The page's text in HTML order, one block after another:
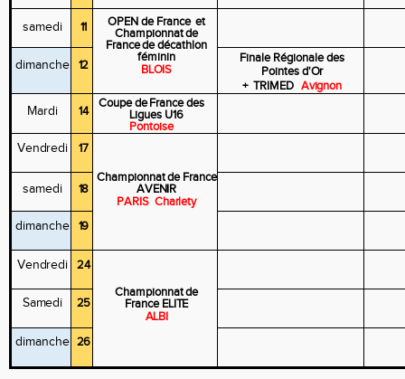
samedi 11 OPEN de France et
Championnatde
Francede décathlon
féminin
BLOIS
dimanche 12
Finale Régionale des
Pointes d'Or
+ TRIMED Avignon
Mardi 14
Coupe de Francedes
Ligues U16
Pontoise
Vendredi 17
Championnatde France
AVENIR
PARIS Charlety
samedi 18
dimanche 19
Vendredi
24
Championnatde
France ELITE
ALBI
Samedi 25
dimanche 26